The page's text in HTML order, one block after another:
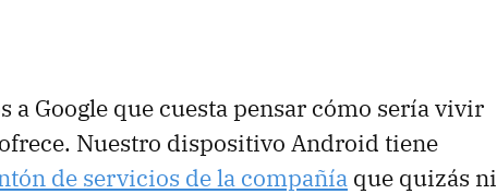
a Google que cuesta pensar cómo sería vivir
Nuestro dispositivo Android tiene
de servicios de la compañía que quizás ni